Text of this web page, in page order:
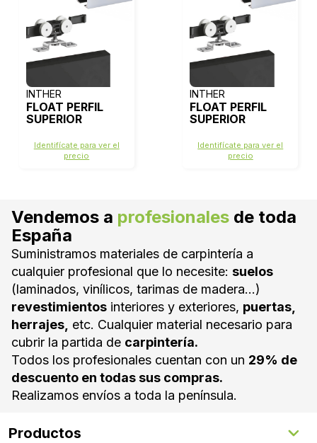
INTHER
FLOAT PERFIL
SUPERIOR
JUEGO
ACCESORIOS F-
Identifícate para ver el
precio
INTHER
FLOAT PERFIL
SUPERIOR
JUEGO
ACCESORIOS F-
Identifícate para ver el
precio
Vendemos a profesionales de toda
España
Suministramos materiales de carpintería a
cualquier profesional que lo necesite: suelos
(laminados, vinílicos, tarimas de madera...)
revestimientos interiores y exteriores, puertas,
herrajes, etc. Cualquier material necesario para
cubrir la partida de carpintería.
Todos los profesionales cuentan con un 29% de
descuento en todas sus compras.
Realizamos envíos a toda la península.
Productos